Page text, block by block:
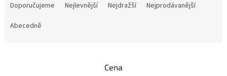
Doporučujeme Nejlevnější Nejdražší
Nejprodávanější
Abecedně
Cena